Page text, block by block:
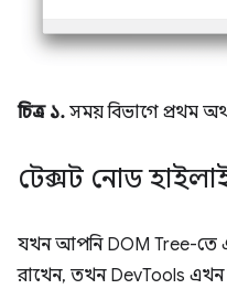
চিত্র ১. সময় বিভাগে প্রথম
টেক্সট নোড
যখন আপনি DOM Tree-তে
রাখেন, তখন DevTools এখন